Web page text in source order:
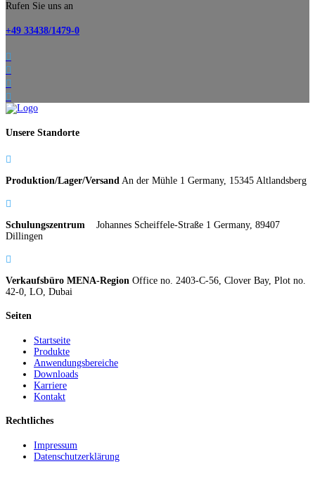
Rufen Sie uns an
+49 33438/1479-0




Unsere Standorte

Produktion/Lager/Versand An der Mühle 1 Germany, 15345 Altlandsberg

Schulungszentrum Johannes Scheiffele-Straße 1 Germany, 89407
Dillingen

Verkaufsbüro MENA-Region Office no. 2403-C-56, Clover Bay, Plot no.
42-0, LO, Dubai
Seiten
Startseite
Produkte
Anwendungsbereiche
Downloads
Karriere
Kontakt
Rechtliches
Impressum
Datenschutzerklärung